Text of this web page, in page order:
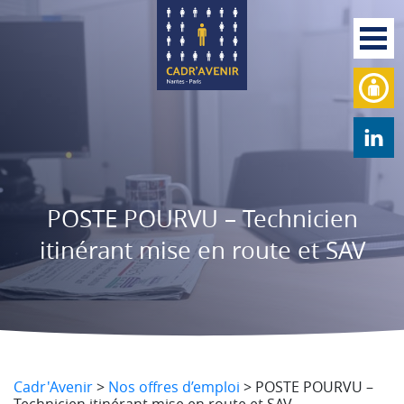
POSTE POURVU – Technicien
itinérant mise en route et SAV
Cadr'Avenir> Nos offres d’emploi > POSTE POURVU –